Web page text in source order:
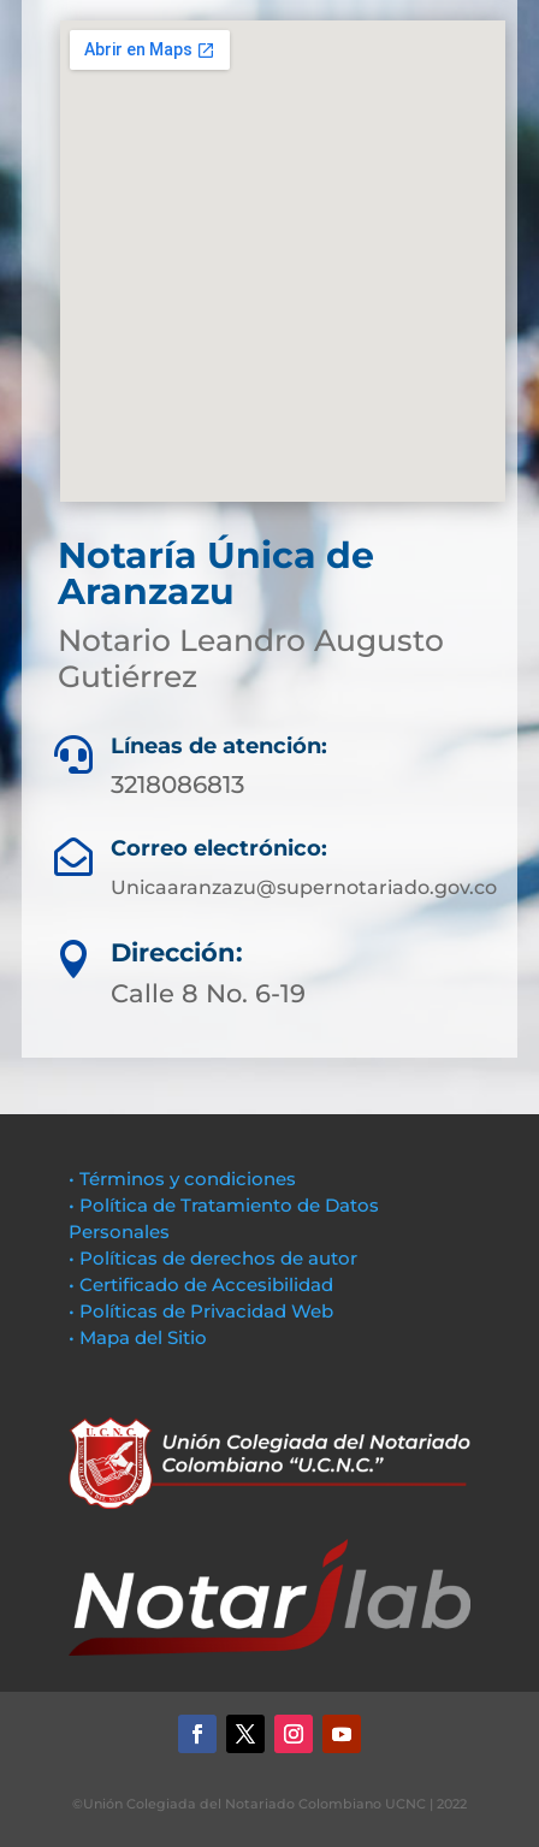
Notaría Única de
Aranzazu
Notario Leandro Augusto
Gutiérrez
 Líneas de atención:
3218086813
 Correo electrónico:
Unicaaranzazu@supernotariado.gov.co

Dirección:
Calle 8 No. 6-19
• Términos y condiciones
• Política de Tratamiento de Datos
Personales
• Políticas de derechos de autor
• Certificado de Accesibilidad
• Políticas de Privacidad Web
• Mapa del Sitio
©Unión Colegiada del Notariado Colombiano UCNC | 2022